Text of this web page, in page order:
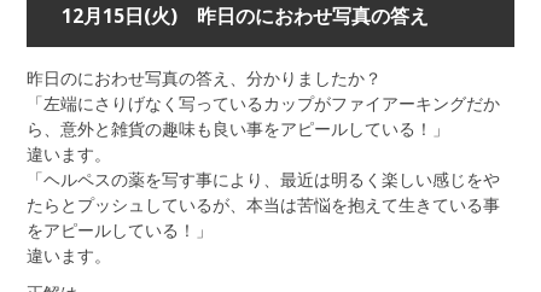
12月15日(火) 昨日のにおわせ写真の答え
昨日のにおわせ写真の答え、分かりましたか？
「左端にさりげなく写っているカップがファイアーキングだか
ら、意外と雑貨の趣味も良い事をアピールしている！」
違います。
「ヘルペスの薬を写す事により、最近は明るく楽しい感じをや
たらとプッシュしているが、本当は苦悩を抱えて生きている事
をアピールしている！」
違います。